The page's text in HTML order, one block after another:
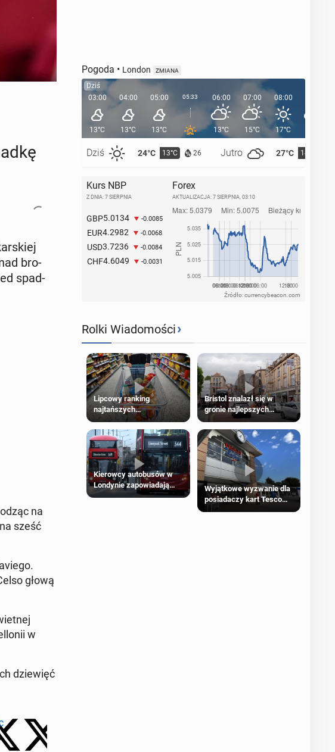
bro­
spad­
na
sześć
głową
w
dzie­więć
Pogoda • London ZMIANA
Dziś
03:00
13°C
Dziś 24°C 13°C 26 Jutro 27°C 14°C
04:00
13°C
05:00
13°C
05:33 06:00
13°C
07:00
15°C
08:00
17°C
Kurs NBP
Z DNIA: 7 SIERPNIA
GBP5.0134 -0.0085
EUR4.2982 -0.0068
USD3.7236 -0.0084
CHF4.6049 -0.0031
Forex
AKTUALIZACJA: 7 SIERPNIA, 03:10
Źródło: currencybeacon.com
Rolki Wiadomości›
Lipcowy ranking
najtańszych
supermarketów
Bristol znalazł się w
gronie najlepszych
kierunków podróży na
świecie
Kierowcy autobusów w
Londynie zapowiadają
strajki
Wyjątkowe wyzwanie dla
posiadaczy kart Tesco
Clubcard!